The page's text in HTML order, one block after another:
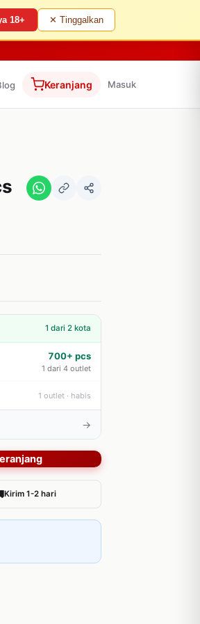
18+ ✕ Tinggalkan
Keranjang Masuk
1 dari 2 kota
700+ pcs
1 dari 4 outlet
1 outlet · habis
→
Kirim 1-2 hari